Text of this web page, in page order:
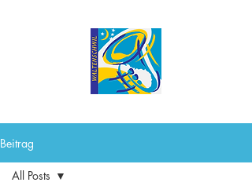
Beitrag
All Posts